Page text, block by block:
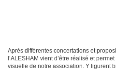
Après différentes concertations et
l’ALESHAM vient d’être réalisé et
visuelle de notre association. Y figurent